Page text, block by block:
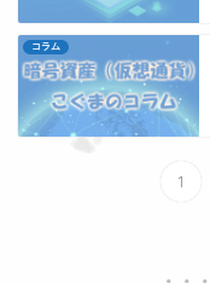
コラム
1